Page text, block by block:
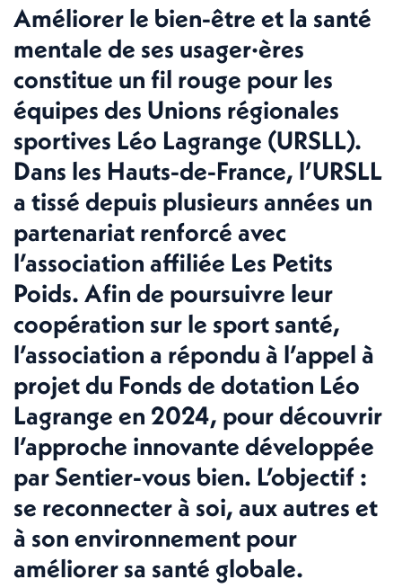
Améliorer le bien-être et la santé
mentale de ses usager·ères
constitue un fil rouge pour les
équipes des Unions régionales
sportives Léo Lagrange (URSLL).
Dans les Hauts-de-France, l’URSLL
a tissé depuis plusieurs années un
partenariat renforcé avec
l’association affiliée Les Petits
Poids. Afin de poursuivre leur
coopération sur le sport santé,
l’association a répondu à l’appel à
projet du Fonds de dotation Léo
Lagrange en 2024, pour découvrir
l’approche innovante développée
par Sentier-vous bien. L’objectif :
se reconnecter à soi, aux autres et
à son environnement pour
améliorer sa santé globale.